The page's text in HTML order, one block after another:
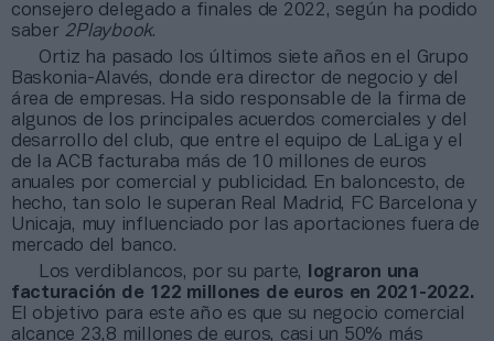
consejero delegado a finales de 2022, según ha podido
saber 2Playbook.
Ortiz ha pasado los últimos siete años en el Grupo
Baskonia-Alavés, donde era director de negocio y del
área de empresas. Ha sido responsable de la firma de
algunos de los principales acuerdos comerciales y del
desarrollo del club, que entre el equipo de LaLiga y el
de la ACB facturaba más de 10 millones de euros
anuales por comercial y publicidad. En baloncesto, de
hecho, tan solo le superan Real Madrid, FC Barcelona y
Unicaja, muy influenciado por las aportaciones fuera de
mercado del banco.
Los verdiblancos, por su parte,
lograron una
facturación de 122 millones de euros en 2021-2022.
El objetivo para este año es que su negocio comercial
alcance 23,8 millones de euros, casi un 50% más